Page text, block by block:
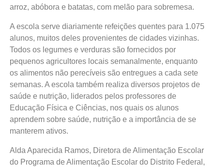
arroz, abóbora e batatas, com melão para sobremesa.
A escola serve diariamente refeições quentes para 1.075
alunos, muitos deles provenientes de cidades vizinhas.
Todos os legumes e verduras são fornecidos por
pequenos agricultores locais semanalmente, enquanto
os alimentos não perecíveis são entregues a cada sete
semanas. A escola também realiza diversos projetos de
saúde e nutrição, liderados pelos professores de
Educação Física e Ciências, nos quais os alunos
aprendem sobre saúde, nutrição e a importância de se
manterem ativos.
Alda Aparecida Ramos, Diretora de Alimentação Escolar
do Programa de Alimentação Escolar do Distrito Federal,